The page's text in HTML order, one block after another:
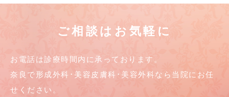
ご相談はお気軽に
お電話は診療時間内に承っております。
奈良で形成外科･美容皮膚科･美容外科なら当院にお任
せください。